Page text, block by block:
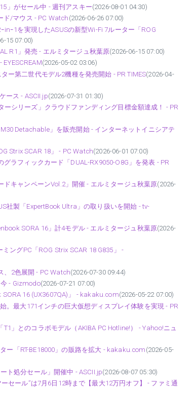
」がセール中 - 週刊アスキー(2026-08-01 04:30)
ド/マウス - PC Watch (2026-06-26 07:00)
ｰ1を実現したASUSの新型Wi-Fi 7ルーター「ROG
15 07:00)
R1」発売 - エルミタージュ秋葉原(2026-06-15 07:00)
(2026-05-02 03:06)
ー第二世代モデル2機種を発売開始 - PR TIMES(2026-04-
ース - ASCII.jp(2026-07-31 01:30)
シリーズ」クラウドファンディング目標金額達成！ - PR
Detachable」を販売開始 - インターネットイニシアテ
Strix SCAR 18」 - PC Watch(2026-06-01 07:00)
ラフィックカード「DUAL-RX9050-O8G」を発表 - PR
キャンペーンVol.2」開催 - エルミタージュ秋葉原(2026-
社製「ExpertBook Ultra」の取り扱いを開始 - tv-
SORA 16」計4モデル - エルミタージュ秋葉原(2026-
ングPC「ROG Strix SCAR 18 G835」 -
、2色展開 - PC Watch(2026-07-30 09:44)
- Gizmodo(2026-07-21 07:00)
16 (UX3607QA)」 - kakaku.com(2026-05-22 07:00)
。最大171インチの巨大仮想ディスプレイ体験を実現 - PR
」とのコラボモデル（AKIBA PC Hotline!） - Yahoo!ニュ
ー「RT-BE18000」の販路を拡大 - kakaku.com(2026-05-
ト処分セール」開催中 - ASCII.jp(2026-08-07 05:30)
セール”は7月6日12時まで【最大12万円オフ】 - ファミ通